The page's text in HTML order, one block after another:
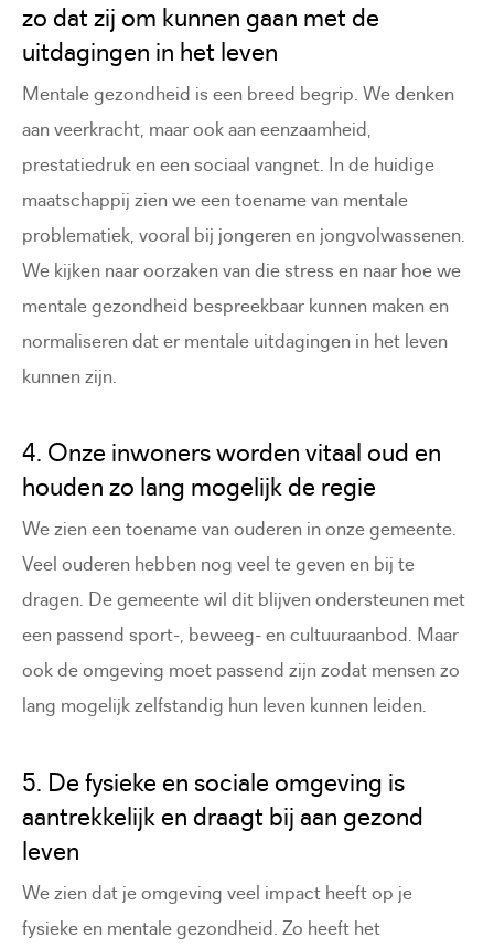
zo dat zij om kunnen gaan met de
uitdagingen in het leven
Mentale gezondheid is een breed begrip. We denken
aan veerkracht, maar ook aan eenzaamheid,
prestatiedruk en een sociaal vangnet. In de huidige
maatschappij zien we een toename van mentale
problematiek, vooral bij jongeren en jongvolwassenen.
We kijken naar oorzaken van die stress en naar hoe we
mentale gezondheid bespreekbaar kunnen maken en
normaliseren dat er mentale uitdagingen in het leven
kunnen zijn.
4. Onze inwoners worden vitaal oud en
houden zo lang mogelijk de regie
We zien een toename van ouderen in onze gemeente.
Veel ouderen hebben nog veel te geven en bij te
dragen. De gemeente wil dit blijven ondersteunen met
een passend sport-, beweeg- en cultuuraanbod. Maar
ook de omgeving moet passend zijn zodat mensen zo
lang mogelijk zelfstandig hun leven kunnen leiden.
5. De fysieke en sociale omgeving is
aantrekkelijk en draagt bij aan gezond
leven
We zien dat je omgeving veel impact heeft op je
fysieke en mentale gezondheid. Zo heeft het